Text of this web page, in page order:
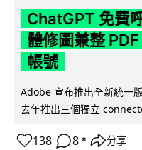
ChatGPT 免費
體修圖兼整
帳號
Adobe 宣布推出全新統一
去年推出三個獨立
138 8 ↗ 分享